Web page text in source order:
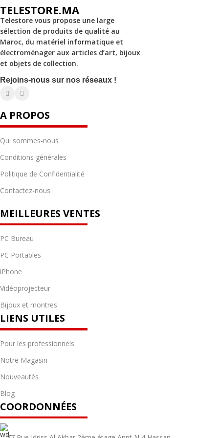
TELESTORE.MA
Telestore vous propose une large
sélection de produits de qualité au
Maroc, du matériel informatique et
électroménager aux articles d’art, bijoux
et objets de collection.
Rejoins-nous sur nos réseaux !
A PROPOS
Qui sommes-nous
Conditions générales
Politique de Confidentialité
Contactez-nous
MEILLEURES VENTES
PC Bureau
PC Portables
iPhone
Vidéoprojecteur
Bijoux et montres
LIENS UTILES
Pour les professionnels
Notre Magasin
Nouveautés
Blog
COORDONNÉES